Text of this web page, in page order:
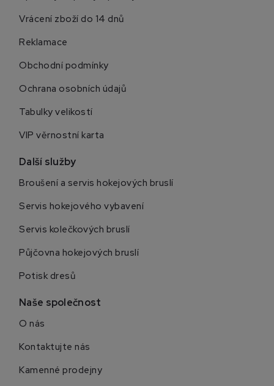
Vrácení zboží do 14 dnů
Reklamace
Obchodní podmínky
Ochrana osobních údajů
Tabulky velikostí
VIP věrnostní karta
Další služby
Broušení a servis hokejových bruslí
Servis hokejového vybavení
Servis kolečkových bruslí
Půjčovna hokejových bruslí
Potisk dresů
Naše společnost
O nás
Kontaktujte nás
Kamenné prodejny